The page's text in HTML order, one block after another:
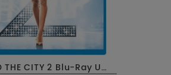
SEX AND THE CITY 2 Blu-Ray USED